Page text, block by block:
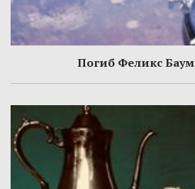
Погиб Феликс